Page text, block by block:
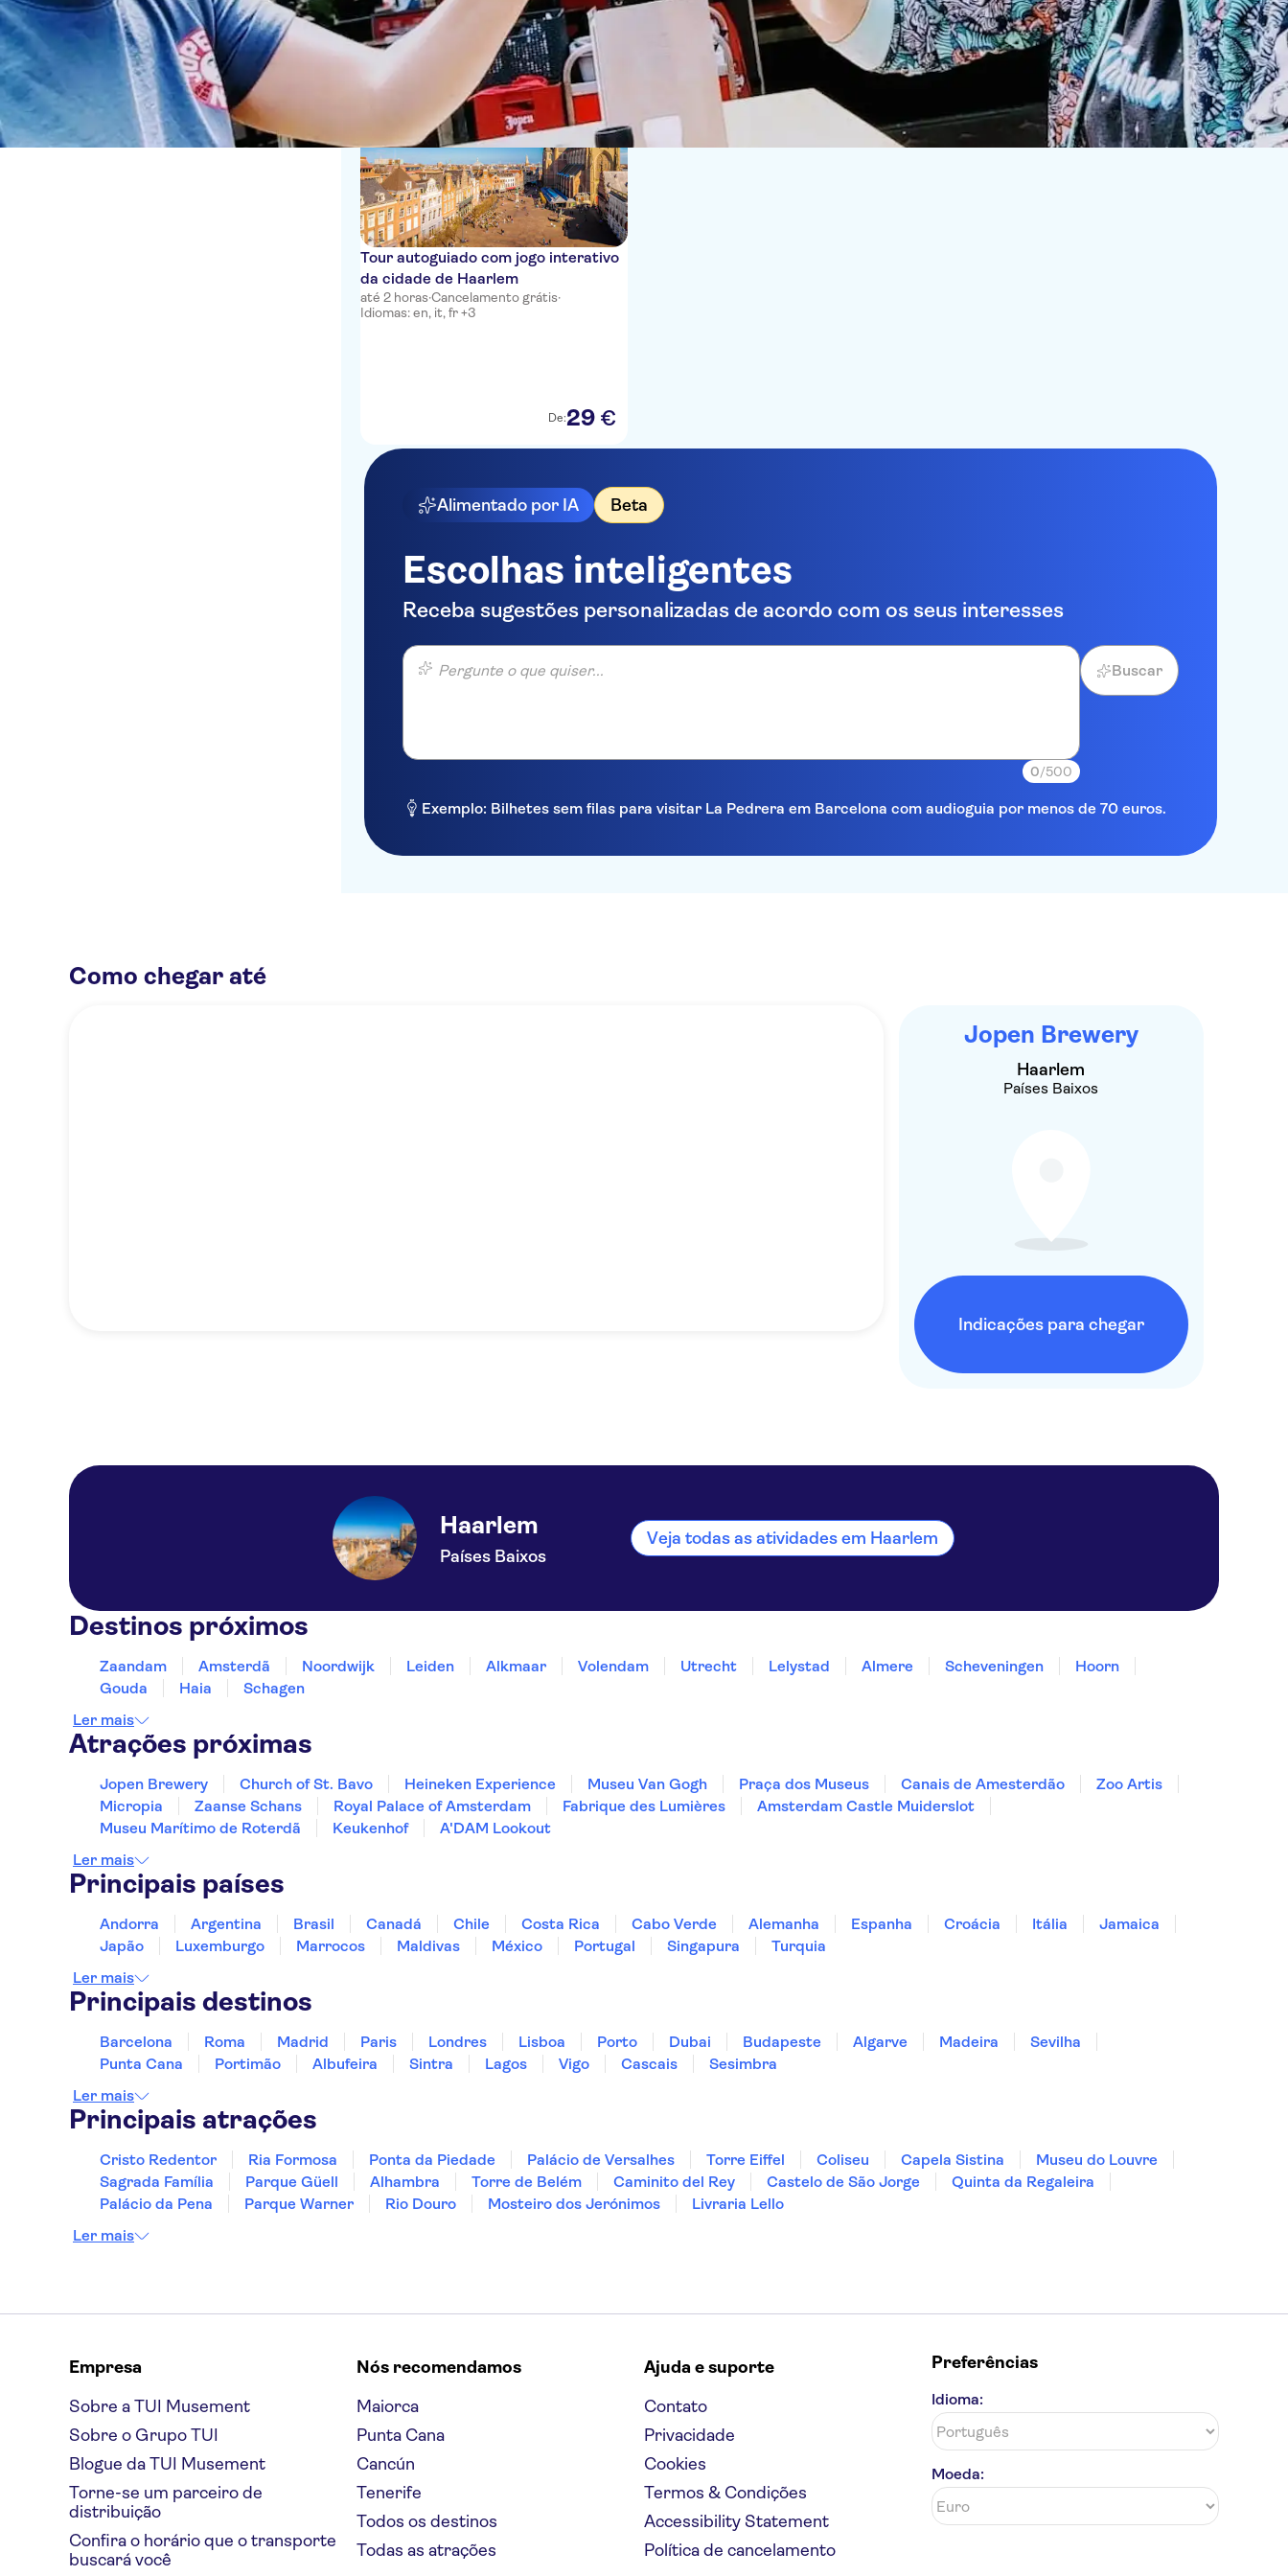
Tours a pé
Alemão
Inglês
Espanhol
Francês
Italiano
Holandês
1 Experiências
Tour autoguiado com jogo interativo
da cidade de Haarlem
até 2 horas·Cancelamento grátis·
Idiomas: en, it, fr +3
De:29 €
Alimentado por IA Beta
Escolhas inteligentes
Receba sugestões personalizadas de acordo com os seus interesses
Pergunte o que quiser...
0/500
Buscar
Exemplo: Bilhetes sem filas para visitar La Pedrera em Barcelona com audioguia por menos de 70 euros.
Como chegar até
Jopen Brewery
Haarlem
Países Baixos
Indicações para chegar
Haarlem
Países Baixos
Veja todas as atividades em Haarlem
Destinos próximos
Zaandam Amsterdã Noordwijk Leiden Alkmaar Volendam Utrecht Lelystad Almere Scheveningen
Hoorn
Gouda
Haia
Schagen
Ler mais
Atrações próximas
Jopen Brewery Church of St. Bavo Heineken Experience Museu Van Gogh Praça dos Museus Canais de Amesterdão
Zoo Artis
Micropia
Zaanse Schans Royal Palace of Amsterdam Fabrique des Lumières
Amsterdam Castle Muiderslot
Museu Marítimo de Roterdã
Keukenhof
A'DAM Lookout
Ler mais
Principais países
Andorra Argentina Brasil Canadá Chile Costa Rica Cabo Verde Alemanha Espanha Croácia Itália
Jamaica
Japão
Luxemburgo Marrocos Maldivas México Portugal Singapura
Turquia
Ler mais
Principais destinos
Barcelona Roma Madrid Paris Londres Lisboa Porto Dubai Budapeste Algarve Madeira
Sevilha
Punta Cana
Portimão Albufeira Sintra Lagos Vigo Cascais
Sesimbra
Ler mais
Principais atrações
Cristo Redentor Ria Formosa Ponta da Piedade Palácio de Versalhes Torre Eiffel Coliseu Capela Sistina
Museu do Louvre
Sagrada Família
Parque Güell Alhambra Torre de Belém Caminito del Rey Castelo de São Jorge
Quinta da Regaleira
Palácio da Pena
Parque Warner Rio Douro Mosteiro dos Jerónimos
Livraria Lello
Ler mais
Empresa
Sobre a TUI Musement
Sobre o Grupo TUI
Blogue da TUI Musement
Torne-se um parceiro de
distribuição
Confira o horário que o transporte
buscará você
Nós recomendamos
Maiorca
Punta Cana
Cancún
Tenerife
Todos os destinos
Todas as atrações
Ajuda e suporte
Contato
Privacidade
Cookies
Termos & Condições
Accessibility Statement
Política de cancelamento
Preferências
Idioma:
Moeda: